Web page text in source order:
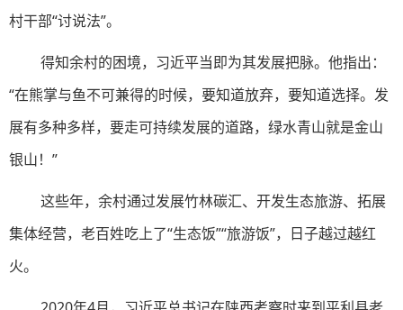
村干部“讨说法”。
得知余村的困境，习近平当即为其发展把脉。他指出：
“在熊掌与鱼不可兼得的时候，要知道放弃，要知道选择。发
展有多种多样，要走可持续发展的道路，绿水青山就是金山
银山！”
这些年，余村通过发展竹林碳汇、开发生态旅游、拓展
集体经营，老百姓吃上了“生态饭”“旅游饭”，日子越过越红
火。